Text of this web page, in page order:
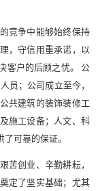
竞争中能够始终保持
，守信用重承诺，以
客户的后顾之忧。 公
员；公司成立至今，
共建筑的装饰装修工
施工设备；人文、科
可靠的保证。
苦创业、辛勤耕耘，
定了坚实基础；尤其